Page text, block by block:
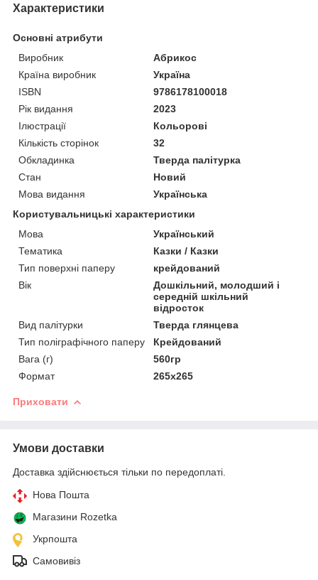
Характеристики
Основні атрибути
Виробник
Абрикос
Країна виробник
Україна
ISBN
9786178100018
Рік видання
2023
Ілюстрації
Кольорові
Кількість сторінок
32
Обкладинка
Тверда палітурка
Стан
Новий
Мова видання
Українська
Користувальницькі характеристики
Мова
Український
Тематика
Казки / Казки
Тип поверхні паперу
крейдований
Вік
Дошкільний, молодший і
середній шкільний
відросток
Вид палітурки
Тверда глянцева
Тип поліграфічного паперу
Крейдований
Вага (г)
560гр
Формат
265х265
Приховати
Умови доставки
Доставка здійснюється тільки по передоплаті.
Нова Пошта
Магазини Rozetka
Укрпошта
Самовивіз